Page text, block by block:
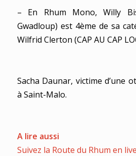
– En Rhum Mono, Willy
Gwadloup) est 4ème de sa
Wilfrid Clerton (CAP AU CAP
Sacha Daunar, victime d’une
à Saint-Malo.
A lire aussi
Suivez la Route du Rhum en